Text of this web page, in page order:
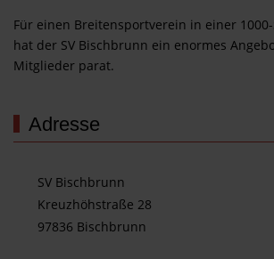
Für einen Breitensportverein in einer
hat der SV Bischbrunn ein enormes
Mitglieder parat.
Adresse
SV Bischbrunn
Kreuzhöhstraße 28
97836 Bischbrunn